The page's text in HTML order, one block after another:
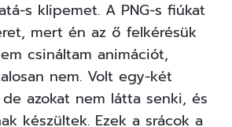
s klipemet. A PNG-s fiúkat
mert én az ő felkérésük
csináltam animációt,
nem. Volt egy-két
azokat nem látta senki, és
készültek. Ezek a srácok a